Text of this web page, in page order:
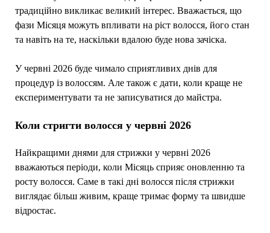
традиційно викликає великий інтерес. Вважається, що
фази Місяця можуть впливати на ріст волосся, його стан
та навіть на те, наскільки вдалою буде нова зачіска.
У червні 2026 буде чимало сприятливих днів для
процедур із волоссям. Але також є дати, коли краще не
експериментувати та не записуватися до майстра.
Коли стригти волосся у червні 2026
Найкращими днями для стрижки у червні 2026
вважаються періоди, коли Місяць сприяє оновленню та
росту волосся. Саме в такі дні волосся після стрижки
виглядає більш живим, краще тримає форму та швидше
відростає.